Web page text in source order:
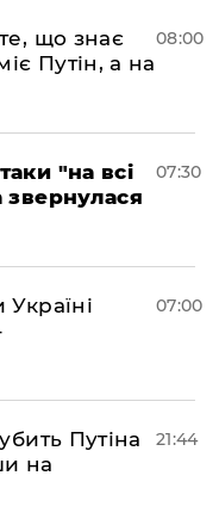
що знає
Путін, а на
08:00
"на всі
звернулася
07:30
07:00
Путіна
на
21:44